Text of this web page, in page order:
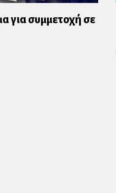
για συμμετοχή σε